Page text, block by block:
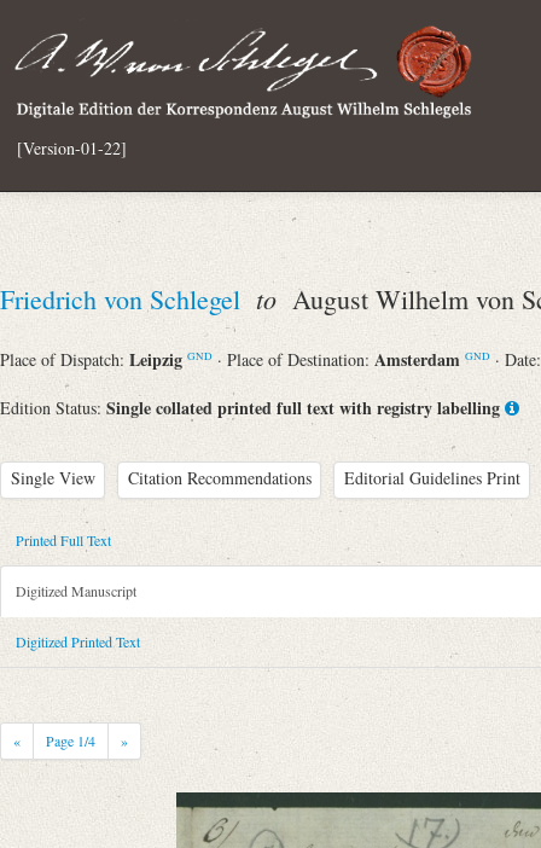
[Version-01-22]
Friedrich von Schlegel to August Wilhelm von
Place of Dispatch: Leipzig GND · Place of Destination: Amsterdam GND ·
Edition Status: Single collated printed full text with registry labelling
Single View Citation Recommendations Editorial Guidelines Print
Metadata Concerning Header
Sender: Friedrich von Schlegel
Recipient: August Wilhelm von Schlegel
Place of Dispatch: Leipzig
Place of Destination: Amsterdam
Notations: Empfangsort erschlossen.
Printed Text
Bibliography: Kritische Friedrich-Schlegel-Ausgabe. Bd. 23. Dritte
romantischen Schule (15. September 1788 ‒ 15. Juli 1797). Mit
Printed Full Text
Digitized Manuscript
Digitized Printed Text
« Page 1/4 »